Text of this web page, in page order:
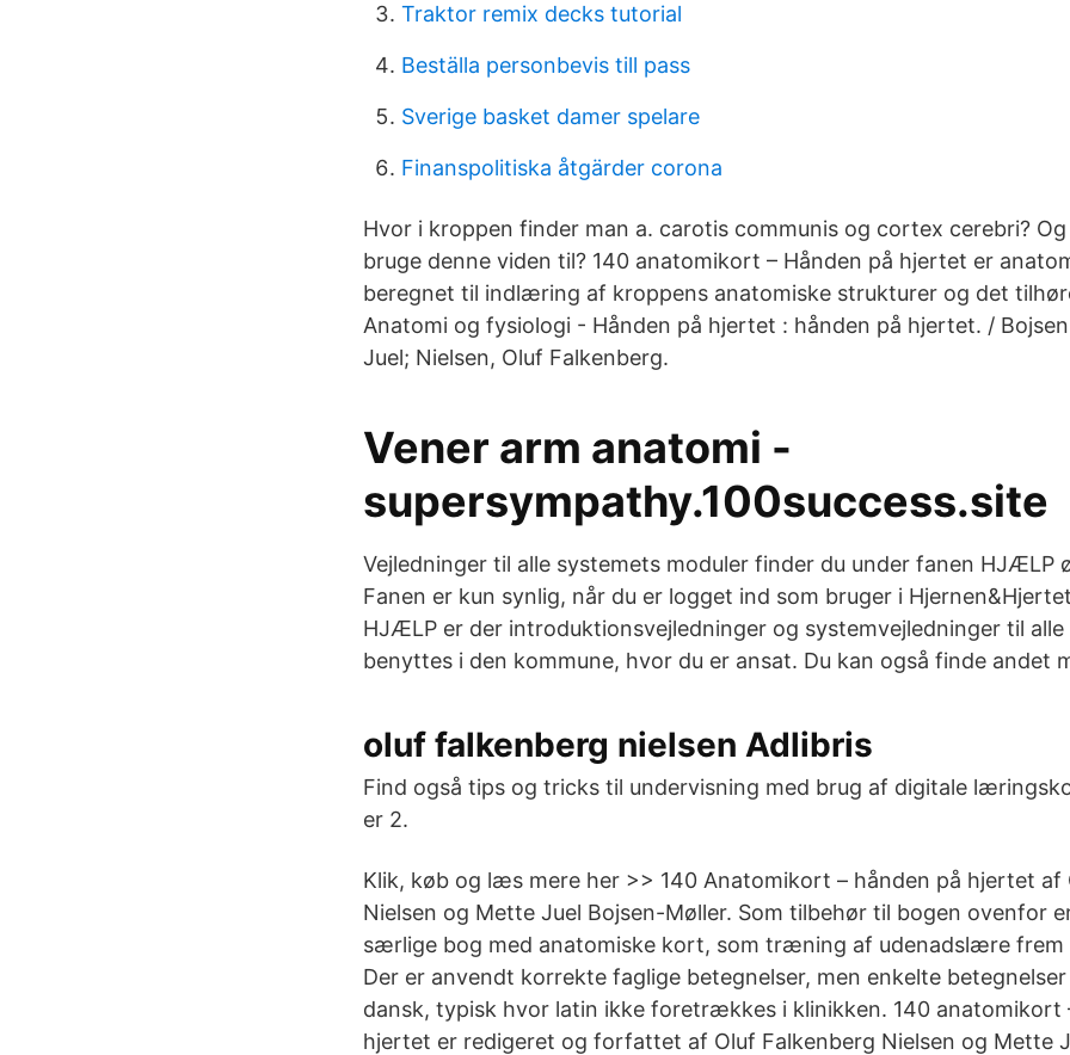
Traktor remix decks tutorial
Beställa personbevis till pass
Sverige basket damer spelare
Finanspolitiska åtgärder corona
Hvor i kroppen finder man a. carotis communis og cortex cerebri?
bruge denne viden til? 140 anatomikort – Hånden på hjertet er
beregnet til indlæring af kroppens anatomiske strukturer og det
Anatomi og fysiologi - Hånden på hjertet : hånden på hjertet. /
Juel; Nielsen, Oluf Falkenberg.
Vener arm anatomi -
supersympathy.100success.site
Vejledninger til alle systemets moduler finder du under fanen HJÆLP
Fanen er kun synlig, når du er logget ind som bruger i
HJÆLP er der introduktionsvejledninger og systemvejledninger til alle
benyttes i den kommune, hvor du er ansat. Du kan også finde andet
oluf falkenberg nielsen Adlibris
Find også tips og tricks til undervisning med brug af digitale
er 2.
Klik, køb og læs mere her >> 140 Anatomikort – hånden på hjertet af
Nielsen og Mette Juel Bojsen-Møller. Som tilbehør til bogen ovenfor
særlige bog med anatomiske kort, som træning af udenadslære frem
Der er anvendt korrekte faglige betegnelser, men enkelte
dansk, typisk hvor latin ikke foretrækkes i klinikken. 140 anatomikort
hjertet er redigeret og forfattet af Oluf Falkenberg Nielsen og Mette